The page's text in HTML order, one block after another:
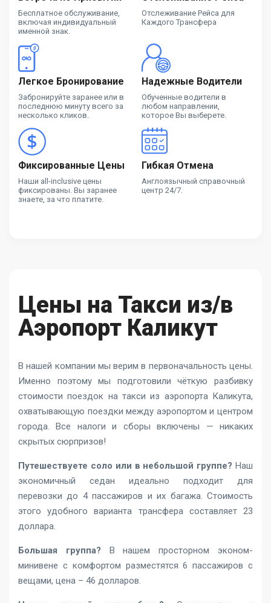
Бесплатное обслуживание,
включая индивидуальный
именной знак.
Отслеживание Рейса для
Каждого Трансфера
Легкое Бронирование
Забронируйте заранее или в
последнюю минуту всего за
несколько кликов.
Надежные Водители
Обученные водители в
любом направлении,
которое Вы выберете.
Фиксированные Цены
Наши all-inclusive цены
фиксированы. Вы заранее
знаете, за что платите.
Гибкая Отмена
Англоязычный справочный
центр 24/7.
Цены на Такси из/в
Аэропорт Каликут
В нашей компании мы верим в первоначальность цены.
Именно поэтому мы подготовили чёткую разбивку
стоимости поездок на такси из аэропорта Каликута,
охватывающую поездки между аэропортом и центром
города. Все налоги и сборы включены — никаких
скрытых сюрпризов!
Путешествуете соло или в небольшой группе? Наш
экономичный седан идеально подходит для
перевозки до 4 пассажиров и их багажа. Стоимость
этого удобного варианта трансфера составляет 23
доллара.
Большая группа? В нашем просторном эконом-
минивене с комфортом разместятся 6 пассажиров с
вещами, цена – 46 долларов.